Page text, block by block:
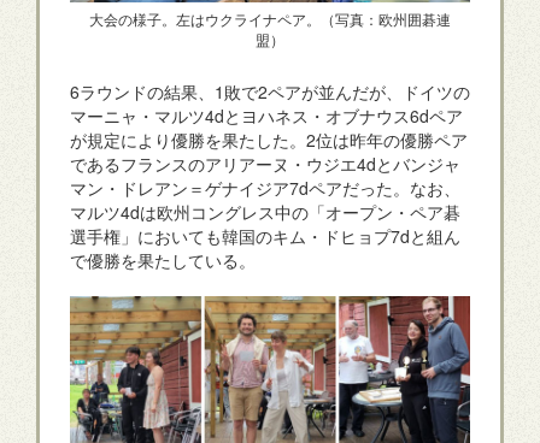
大会の様子。左はウクライナペア。（写真：欧州囲碁連
盟）
6ラウンドの結果、1敗で2ペアが並んだが、ドイツの
マーニャ・マルツ4dとヨハネス・オブナウス6dペア
が規定により優勝を果たした。2位は昨年の優勝ペア
であるフランスのアリアーヌ・ウジエ4dとバンジャ
マン・ドレアン＝ゲナイジア7dペアだった。なお、
マルツ4dは欧州コングレス中の「オープン・ペア碁
選手権」においても韓国のキム・ドヒョプ7dと組ん
で優勝を果たしている。